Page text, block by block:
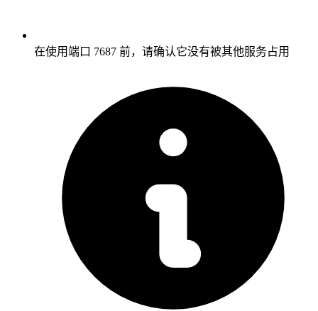
在使用端口 7687 前，请确认它没有被其他服务占用